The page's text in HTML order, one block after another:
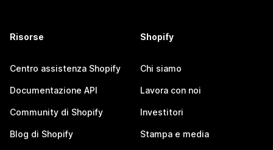
Risorse
Centro assistenza Shopify
Documentazione API
Community di Shopify
Blog di Shopify
Shopify
Chi siamo
Lavora con noi
Investitori
Stampa e media